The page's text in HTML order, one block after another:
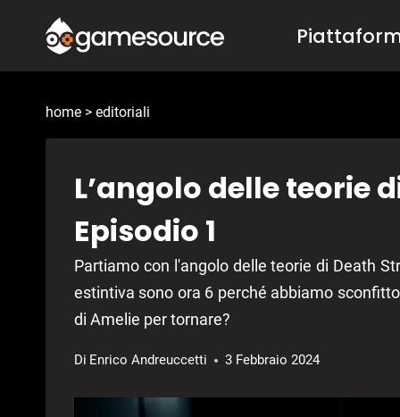
contenuto
home > editoriali
L’angolo delle teorie
Episodio 1
Partiamo con l'angolo delle teorie di Death
estintiva sono ora 6 perché abbiamo
di Amelie per tornare?
Di Enrico Andreuccetti 3 Febbraio 2024